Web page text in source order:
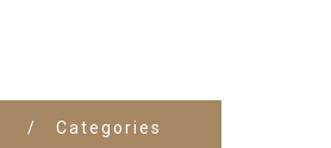
Categories